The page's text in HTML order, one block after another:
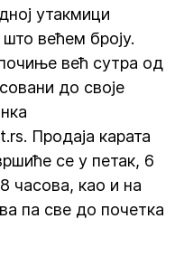
утакмици
већем броју.
већ сутра од
до своје
Продаја карата
се у петак, 6
часова, као и на
па све до почетка